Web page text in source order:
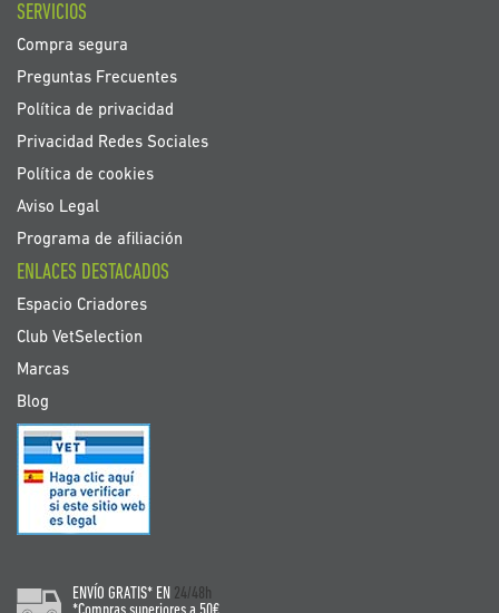
SERVICIOS
Compra segura
Preguntas Frecuentes
Política de privacidad
Privacidad Redes Sociales
Política de cookies
Aviso Legal
Programa de afiliación
ENLACES DESTACADOS
Espacio Criadores
Club VetSelection
Marcas
Blog
ENVÍO GRATIS* EN 24/48h